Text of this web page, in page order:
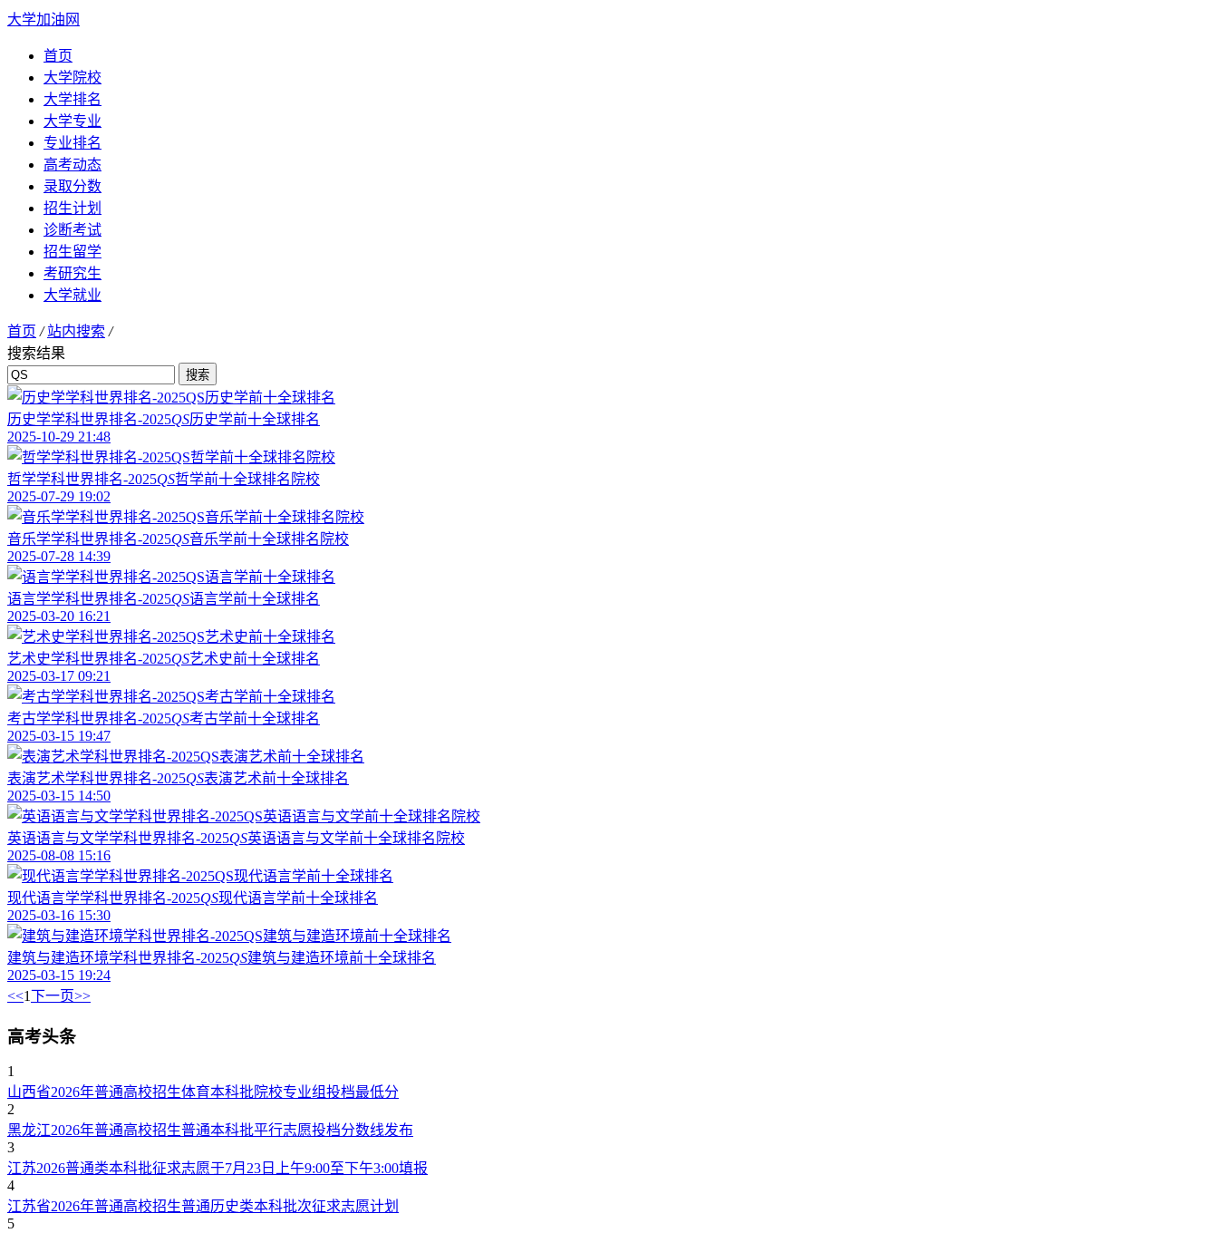
大学加油网
首页
大学院校
大学排名
大学专业
专业排名
高考动态
录取分数
招生计划
诊断考试
招生留学
考研究生
大学就业
首页 / 站内搜索 /
搜索结果
搜索
历史学学科世界排名-2025QS历史学前十全球排名
2025-10-29 21:48
哲学学科世界排名-2025QS哲学前十全球排名院校
2025-07-29 19:02
音乐学学科世界排名-2025QS音乐学前十全球排名院校
2025-07-28 14:39
语言学学科世界排名-2025QS语言学前十全球排名
2025-03-20 16:21
艺术史学科世界排名-2025QS艺术史前十全球排名
2025-03-17 09:21
考古学学科世界排名-2025QS考古学前十全球排名
2025-03-15 19:47
表演艺术学科世界排名-2025QS表演艺术前十全球排名
2025-03-15 14:50
英语语言与文学学科世界排名-2025QS英语语言与文学前十全球排名院校
2025-08-08 15:16
现代语言学学科世界排名-2025QS现代语言学前十全球排名
2025-03-16 15:30
建筑与建造环境学科世界排名-2025QS建筑与建造环境前十全球排名
2025-03-15 19:24
<<1下一页>>
高考头条
1
山西省2026年普通高校招生体育本科批院校专业组投档最低分
2
黑龙江2026年普通高校招生普通本科批平行志愿投档分数线发布
3
江苏2026普通类本科批征求志愿于7月23日上午9:00至下午3:00填报
4
江苏省2026年普通高校招生普通历史类本科批次征求志愿计划
5